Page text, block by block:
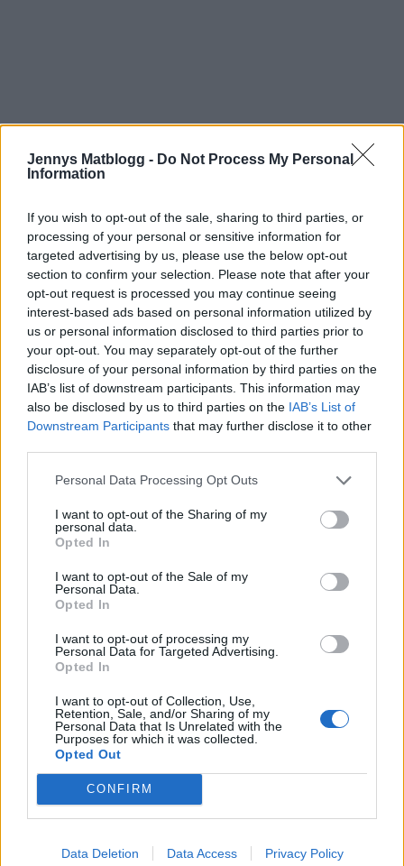
Jennys Matblogg - Do Not Process My Personal
Information
If you wish to opt-out of the sale, sharing to third parties, or
processing of your personal or sensitive information for
targeted advertising by us, please use the below opt-out
section to confirm your selection. Please note that after your
opt-out request is processed you may continue seeing
interest-based ads based on personal information utilized by
us or personal information disclosed to third parties prior to
your opt-out. You may separately opt-out of the further
disclosure of your personal information by third parties on the
IAB’s list of downstream participants. This information may
also be disclosed by us to third parties on the IAB’s List of
Downstream Participants that may further disclose it to other
Personal Data Processing Opt Outs
I want to opt-out of the Sharing of my
personal data.
Opted In
I want to opt-out of the Sale of my
Personal Data.
Opted In
I want to opt-out of processing my
Personal Data for Targeted Advertising.
Opted In
I want to opt-out of Collection, Use,
Retention, Sale, and/or Sharing of my
Personal Data that Is Unrelated with the
Purposes for which it was collected.
Opted Out
CONFIRM
Data Deletion Data Access Privacy Policy
Prenumerera Logga in
{} [+]
0COMMENTS
UPPE I OTTAN
odmorgon,
I dag vaknade jag strax efter 05… det händer inte ofta.
För mig är det mitt i natten
Men jag satt uppe sent och jobbade med boken i går…
bryggde kaffe och fixade i ordning frukost. Och tur var